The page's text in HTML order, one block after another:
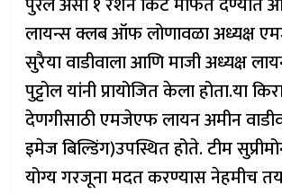
लायन्स क्लब ऑफ लोणावळा अध्यक्ष
सुरैया वाडीवाला आणि माजी अध्यक्ष
पुट्टोल यांनी प्रायोजित केला होता.या
देणगीसाठी एमजेएफ लायन अमीन
इमेज बिल्डिंग)उपस्थित होते. टीम
योग्य गरजूना मदत करण्यास नेहमीच